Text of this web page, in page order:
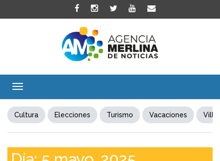
Toggle
Cultura Elecciones Turismo Vacaciones Villa